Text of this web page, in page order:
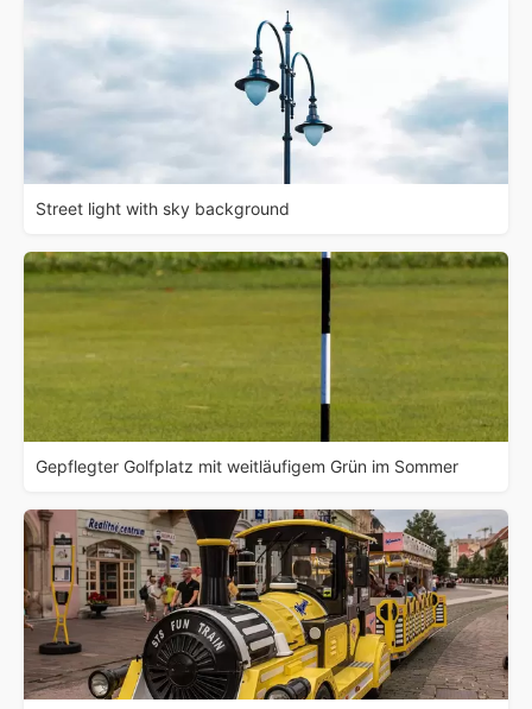
Street light with sky background
Gepflegter Golfplatz mit weitläufigem Grün im Sommer